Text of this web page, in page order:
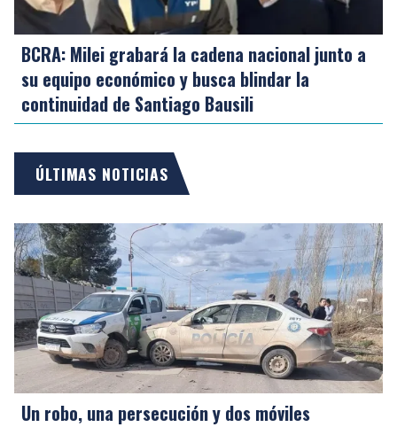
BCRA: Milei grabará la cadena nacional junto a
su equipo económico y busca blindar la
continuidad de Santiago Bausili
ÚLTIMAS NOTICIAS
Un robo, una persecución y dos móviles